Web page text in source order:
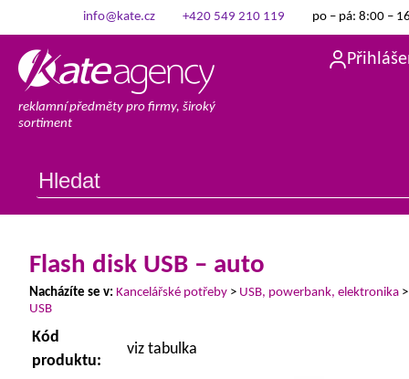
info@kate.cz +420 549 210 119 po – pá: 8:00 –
reklamní předměty pro firmy, široký
sortiment
Flash disk USB – auto
Nacházíte se v: Kancelářské potřeby > USB, powerbank, elektronika
USB
Kód
produktu:
viz tabulka